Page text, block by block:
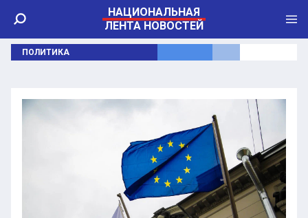
НАЦИОНАЛЬНАЯ
ЛЕНТА НОВОСТЕЙ
ПОЛИТИКА